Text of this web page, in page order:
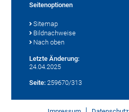
Seitenoptionen
Sitemap
Bildnachweise
Nach oben
Letzte Änderung:
24.04.2025
Seite: 259670/313